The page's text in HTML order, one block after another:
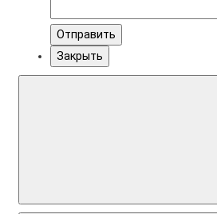
Отправить
Закрыть